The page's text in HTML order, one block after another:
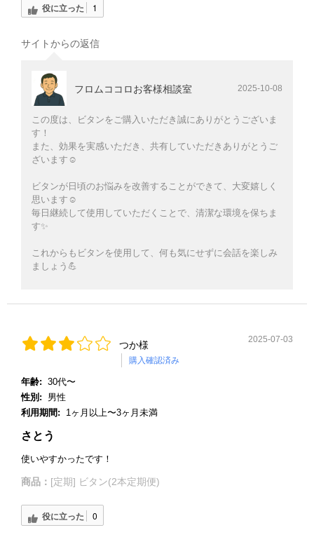
役に立った 1
サイトからの返信
フロムココロお客様相談室 2025-10-08
この度は、ビタンをご購入いただき誠にありがとうございま
す！
また、効果を実感いただき、共有していただきありがとうご
ざいます☺️
ビタンが日頃のお悩みを改善することができて、大変嬉しく
思います☺️
毎日継続して使用していただくことで、清潔な環境を保ちま
す✨
これからもビタンを使用して、何も気にせずに会話を楽しみ
ましょう💪
つか様
購入確認済み
2025-07-03
年齢: 30代〜
性別:
男性
利用期間:
1ヶ月以上〜3ヶ月未満
さとう
使いやすかったです！
商品： [定期] ビタン(2本定期便)
役に立った 0